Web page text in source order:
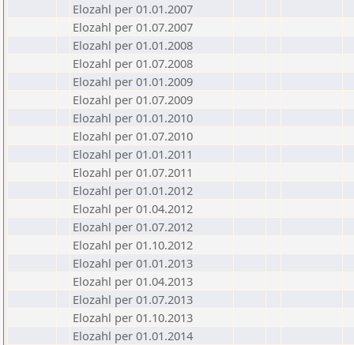
Elozahl per 01.01.2007
Elozahl per 01.07.2007
Elozahl per 01.01.2008
Elozahl per 01.07.2008
Elozahl per 01.01.2009
Elozahl per 01.07.2009
Elozahl per 01.01.2010
Elozahl per 01.07.2010
Elozahl per 01.01.2011
Elozahl per 01.07.2011
Elozahl per 01.01.2012
Elozahl per 01.04.2012
Elozahl per 01.07.2012
Elozahl per 01.10.2012
Elozahl per 01.01.2013
Elozahl per 01.04.2013
Elozahl per 01.07.2013
Elozahl per 01.10.2013
Elozahl per 01.01.2014